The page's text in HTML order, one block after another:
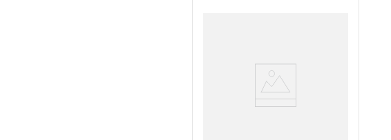
Ver Producto